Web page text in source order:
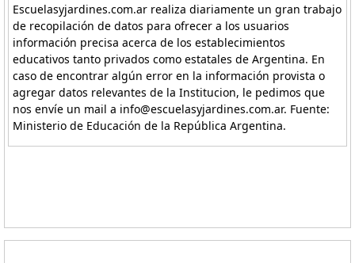
Escuelasyjardines.com.ar realiza diariamente un gran trabajo
de recopilación de datos para ofrecer a los usuarios
información precisa acerca de los establecimientos
educativos tanto privados como estatales de Argentina. En
caso de encontrar algún error en la información provista o
agregar datos relevantes de la Institucion, le pedimos que
nos envíe un mail a info@escuelasyjardines.com.ar. Fuente:
Ministerio de Educación de la República Argentina.